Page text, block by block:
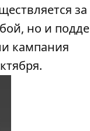
за
но и
кампания